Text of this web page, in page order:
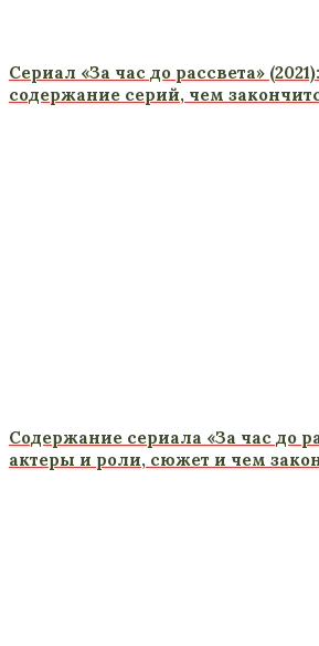
Сериал «За час до рассвета»
содержание серий, чем
Содержание сериала «За час до
актеры и роли, сюжет и чем